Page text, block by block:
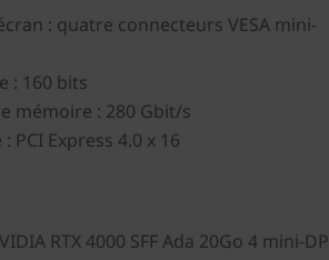
: quatre connecteurs VESA mini-
: 160 bits
mémoire : 280 Gbit/s
PCI Express 4.0 x 16
RTX 4000 SFF Ada 20Go 4 mini-DP